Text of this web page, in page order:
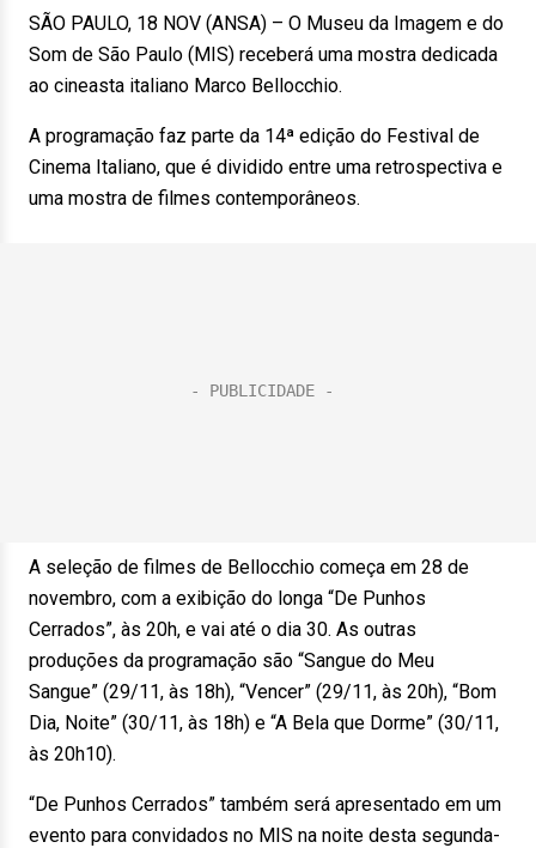
SÃO PAULO, 18 NOV (ANSA) – O Museu da Imagem e do
Som de São Paulo (MIS) receberá uma mostra dedicada
ao cineasta italiano Marco Bellocchio.
A programação faz parte da 14ª edição do Festival de
Cinema Italiano, que é dividido entre uma retrospectiva e
uma mostra de filmes contemporâneos.
A seleção de filmes de Bellocchio começa em 28 de
novembro, com a exibição do longa “De Punhos
Cerrados”, às 20h, e vai até o dia 30. As outras
produções da programação são “Sangue do Meu
Sangue” (29/11, às 18h), “Vencer” (29/11, às 20h), “Bom
Dia, Noite” (30/11, às 18h) e “A Bela que Dorme” (30/11,
às 20h10).
“De Punhos Cerrados” também será apresentado em um
evento para convidados no MIS na noite desta segunda-